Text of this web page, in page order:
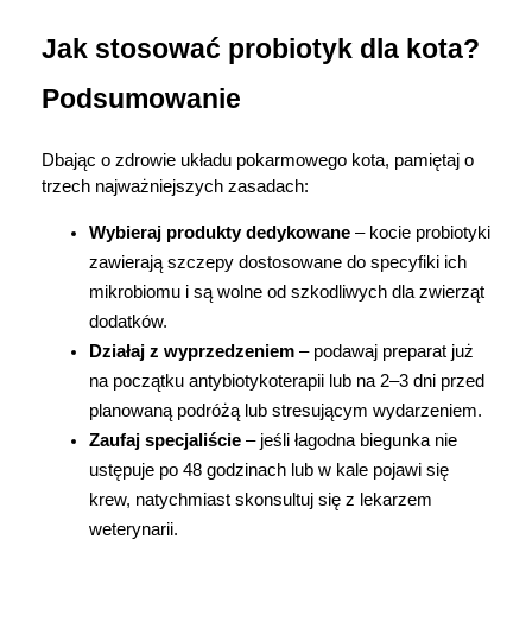
Jak stosować probiotyk dla kota?
Podsumowanie
Dbając o zdrowie układu pokarmowego kota, pamiętaj o
trzech najważniejszych zasadach:
Wybieraj produkty dedykowane – kocie probiotyki
zawierają szczepy dostosowane do specyfiki ich
mikrobiomu i są wolne od szkodliwych dla zwierząt
dodatków.
Działaj z wyprzedzeniem – podawaj preparat już
na początku antybiotykoterapii lub na 2–3 dni przed
planowaną podróżą lub stresującym wydarzeniem.
Zaufaj specjaliście – jeśli łagodna biegunka nie
ustępuje po 48 godzinach lub w kale pojawi się
krew, natychmiast skonsultuj się z lekarzem
weterynarii.